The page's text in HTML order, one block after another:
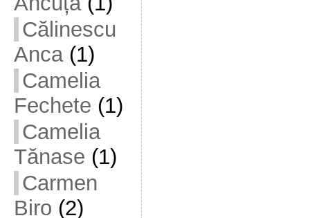
Călinescu
Anca(1)
Camelia
Fechete (1)
Camelia
Tănase (1)
Carmen
Biro (2)